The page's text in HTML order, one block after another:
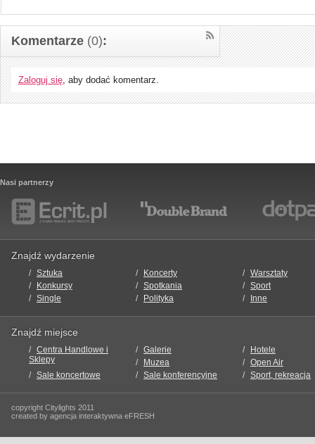
Komentarze (0):
Zaloguj się, aby dodać komentarz.
Nasi partnerzy
Znajdź wydarzenie
Sztuka Koncerty
Warsztaty
Konkursy
Spotkania
Sport
Single
Polityka Inne
Znajdź miejsce
Centra Handlowe i
Sklepy
Galerie
Hotele
Muzea
Open Air
Sale koncertowe
Sale konferencyjne Sport, rekreacja
copyright Citylights 2011
created by agencja interaktywna eFRESH